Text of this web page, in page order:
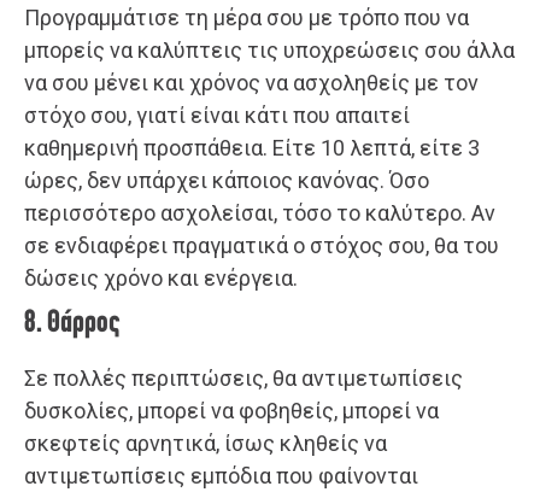
Προγραμμάτισε τη μέρα σου με τρόπο που να
μπορείς να καλύπτεις τις υποχρεώσεις σου άλλα
να σου μένει και χρόνος να ασχοληθείς με τον
στόχο σου, γιατί είναι κάτι που απαιτεί
καθημερινή προσπάθεια. Είτε 10 λεπτά, είτε 3
ώρες, δεν υπάρχει κάποιος κανόνας. Όσο
περισσότερο ασχολείσαι, τόσο το καλύτερο. Αν
σε ενδιαφέρει πραγματικά ο στόχος σου, θα του
δώσεις χρόνο και ενέργεια.
8. Θάρρος
Σε πολλές περιπτώσεις, θα αντιμετωπίσεις
δυσκολίες, μπορεί να φοβηθείς, μπορεί να
σκεφτείς αρνητικά, ίσως κληθείς να
αντιμετωπίσεις εμπόδια που φαίνονται